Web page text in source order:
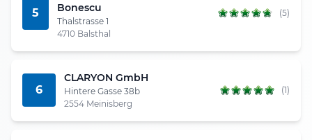
5
Bonescu
Thalstrasse 1
4710 Balsthal
(5)
6
CLARYON GmbH
Hintere Gasse 38b
2554 Meinisberg
(1)